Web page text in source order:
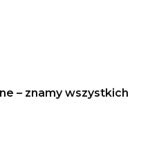
– znamy wszystkich